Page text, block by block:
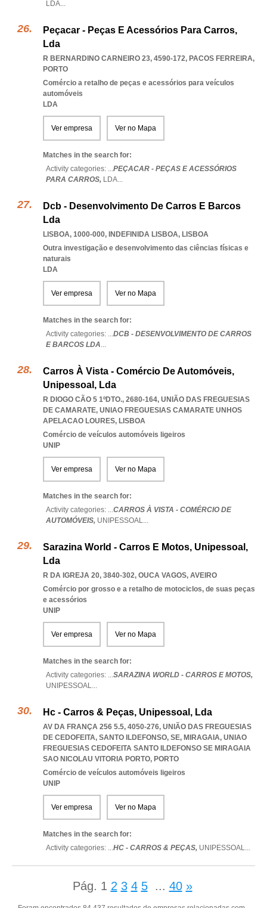
LDA...
Peçacar - Peças E Acessórios Para Carros,
Lda
R BERNARDINO CARNEIRO 23, 4590-172, PACOS FERREIRA,
PORTO
Comércio a retalho de peças e acessórios para veículos
automóveis
LDA
Ver empresa Ver no Mapa
Matches in the search for:
Activity categories: ...PEÇACAR - PEÇAS E ACESSÓRIOS
PARA CARROS, LDA...
Dcb - Desenvolvimento De Carros E Barcos
Lda
LISBOA, 1000-000, INDEFINIDA LISBOA, LISBOA
Outra investigação e desenvolvimento das ciências físicas e
naturais
LDA
Ver empresa Ver no Mapa
Matches in the search for:
Activity categories: ...DCB - DESENVOLVIMENTO DE CARROS
E BARCOS LDA...
Carros À Vista - Comércio De Automóveis,
Unipessoal, Lda
R DIOGO CÃO 5 1ºDTO., 2680-164, UNIÃO DAS FREGUESIAS
DE CAMARATE, UNIAO FREGUESIAS CAMARATE UNHOS
APELACAO LOURES, LISBOA
Comércio de veículos automóveis ligeiros
UNIP
Ver empresa Ver no Mapa
Matches in the search for:
Activity categories: ...CARROS À VISTA - COMÉRCIO DE
AUTOMÓVEIS, UNIPESSOAL...
Sarazina World - Carros E Motos, Unipessoal,
Lda
R DA IGREJA 20, 3840-302, OUCA VAGOS, AVEIRO
Comércio por grosso e a retalho de motociclos, de suas peças
e acessórios
UNIP
Ver empresa Ver no Mapa
Matches in the search for:
Activity categories: ...SARAZINA WORLD - CARROS E MOTOS,
UNIPESSOAL...
Hc - Carros & Peças, Unipessoal, Lda
AV DA FRANÇA 256 5.5, 4050-276, UNIÃO DAS FREGUESIAS
DE CEDOFEITA, SANTO ILDEFONSO, SE, MIRAGAIA, UNIAO
FREGUESIAS CEDOFEITA SANTO ILDEFONSO SE MIRAGAIA
SAO NICOLAU VITORIA PORTO, PORTO
Comércio de veículos automóveis ligeiros
UNIP
Ver empresa Ver no Mapa
Matches in the search for:
Activity categories: ...HC - CARROS & PEÇAS, UNIPESSOAL...
Pág. 1 2 3 4 5 ... 40 »